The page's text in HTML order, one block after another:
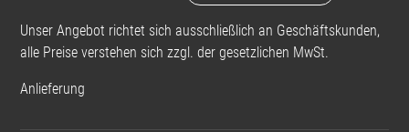
Unser Angebot richtet sich ausschließlich an Geschäftskunden,
alle Preise verstehen sich zzgl. der gesetzlichen MwSt.
Anlieferung